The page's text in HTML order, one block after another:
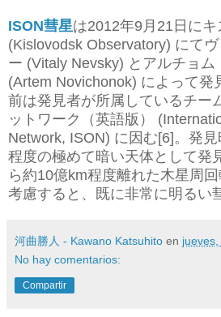
ISON彗星は2012年9月21日に
(Kislovodsk Observatory) にて
ー (Vitaly Nevsky) とアルチョム
(Artem Novichonok) によって発
前は発見者が所属しているチー
ットワーク（英語版）
Network, ISON) に因む[6]。発
程度の極めて暗い天体として発
ら約10億km程度離れた木星周
考慮すると、既に非常に明るい
河曲勝人 - Kawano Katsuhito en
No hay comentarios:
Compartir